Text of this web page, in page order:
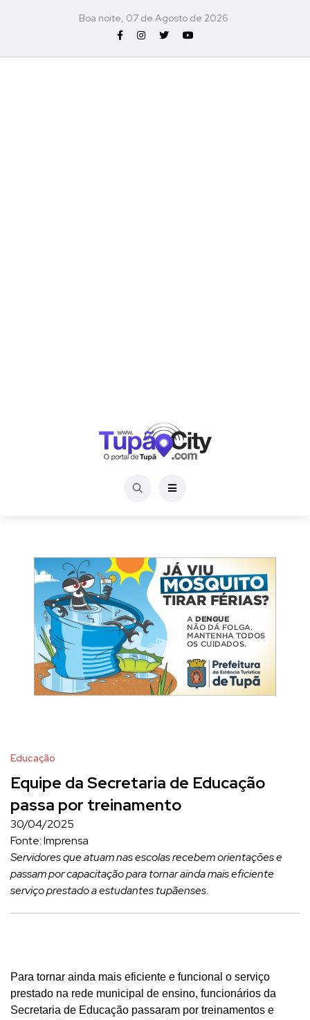
Boa noite, 07 de Agosto de 2026
Educação
Equipe da Secretaria de Educação
passa por treinamento
30/04/2025
Fonte: Imprensa
Servidores que atuam nas escolas recebem orientações e
passam por capacitação para tornar ainda mais eficiente
serviço prestado a estudantes tupãenses.
Para tornar ainda mais eficiente e funcional o serviço
prestado na rede municipal de ensino, funcionários da
Secretaria de Educação passaram por treinamentos e